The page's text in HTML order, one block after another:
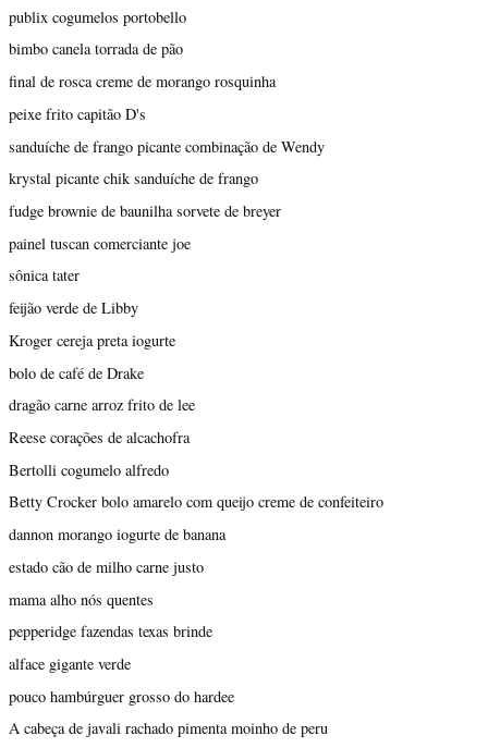
publix cogumelos portobello
bimbo canela torrada de pão
final de rosca creme de morango rosquinha
peixe frito capitão D's
sanduíche de frango picante combinação de Wendy
krystal picante chik sanduíche de frango
fudge brownie de baunilha sorvete de breyer
painel tuscan comerciante joe
sônica tater
feijão verde de Libby
Kroger cereja preta iogurte
bolo de café de Drake
dragão carne arroz frito de lee
Reese corações de alcachofra
Bertolli cogumelo alfredo
Betty Crocker bolo amarelo com queijo creme de confeiteiro
dannon morango iogurte de banana
estado cão de milho carne justo
mama alho nós quentes
pepperidge fazendas texas brinde
alface gigante verde
pouco hambúrguer grosso do hardee
A cabeça de javali rachado pimenta moinho de peru